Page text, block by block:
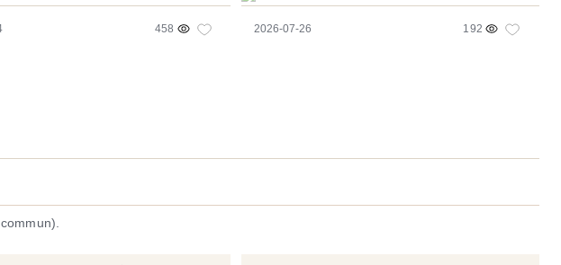
458 2026-07-26 192